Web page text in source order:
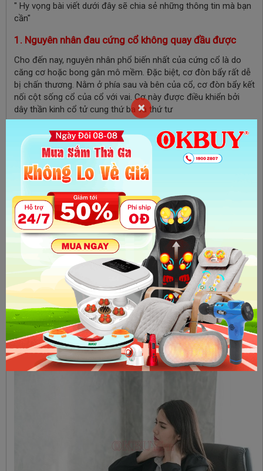
" Hy vọng bài viết dưới đây sẽ chia sẻ những thông tin mà bạn
cần"
1. Nguyên nhân đau cứng cổ không quay đầu được
Cho đến nay, nguyên nhân phổ biến nhất của cứng cổ là do
căng cơ hoặc bong gân mô mềm. Đặc biệt, cơ đòn bẩy rất dễ
bị chấn thương. Nằm ở phía sau và bên của cổ, cơ đòn bẩy kết
nối cột sống cổ của cổ với vai. Cơ này được điều khiển bởi
dây thần kinh cổ tử cung thứ ba và thứ tư
nhiều hoạt động thông thường hàng ngày, chẳng hạn như:
Nằm ngửa cổ khi ngủ ở tư thế khó xử
Rơi hoặc va chạm đột ngột đẩy đầu sang một bên, chẳng
hạn như chấn thương trong thể thao
Lật đầu từ bên này sang bên kia nhiều lần trong một hoạt
động, chẳng hạn như bơi trong động tác trườn trước
Thả người với tư thế không tốt khi xem màn hình máy tính
hoặc nhìn xuống điện thoại di động trong thời gian dài (đôi
khi được gọi là " cổ chữ ")
Trải qua căng thẳng hoặc lo lắng quá mức, có thể dẫn đến
căng thẳng ở cổ
Nhìn vào một nơi hay thực hiện giữ cổ khoi ngủ hay làm
việc ở tư thế bất thường trong thời gian dài mà không tahy
đổi, chẳng hạn như ôm điện thoại xem phim giữa cổ và vai
điều này cũng khiến bạn bị đau nhức cổ không quay đầu
được.
>>> Xem thêm:máy mát xa cầm tay đánh tan đau nhức
×